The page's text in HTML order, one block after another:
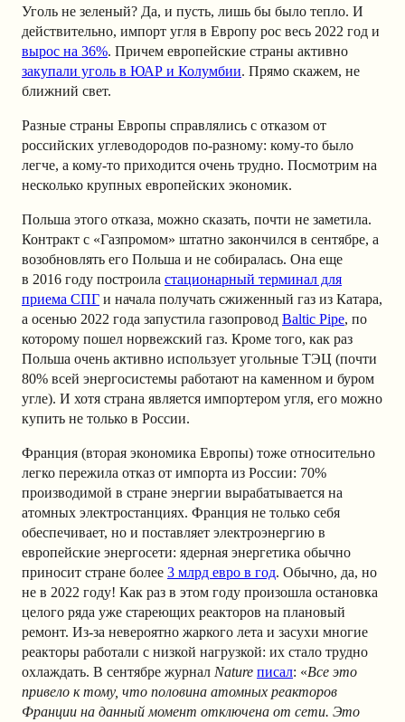
Уголь не зеленый? Да, и пусть, лишь бы было тепло. И
действительно, импорт угля в Европу рос весь 2022 год и
вырос на 36%. Причем европейские страны активно
закупали уголь в ЮАР и Колумбии. Прямо скажем, не
ближний свет.
Разные страны Европы справлялись с отказом от
российских углеводородов по-разному: кому-то было
легче, а кому-то приходится очень трудно. Посмотрим на
несколько крупных европейских экономик.
Польша этого отказа, можно сказать, почти не заметила.
Контракт с «Газпромом» штатно закончился в сентябре, а
возобновлять его Польша и не собиралась. Она еще
в 2016 году построила стационарный терминал для
приема СПГ и начала получать сжиженный газ из Катара,
а осенью 2022 года запустила газопровод Baltic Pipe, по
которому пошел норвежский газ. Кроме того, как раз
Польша очень активно использует угольные ТЭЦ (почти
80% всей энергосистемы работают на каменном и буром
угле). И хотя страна является импортером угля, его можно
купить не только в России.
Франция (вторая экономика Европы) тоже относительно
легко пережила отказ от импорта из России: 70%
производимой в стране энергии вырабатывается на
атомных электростанциях. Франция не только себя
обеспечивает, но и поставляет электроэнергию в
европейские энергосети: ядерная энергетика обычно
приносит стране более 3 млрд евро в год. Обычно, да, но
не в 2022 году! Как раз в этом году произошла остановка
целого ряда уже стареющих реакторов на плановый
ремонт. Из-за невероятно жаркого лета и засухи многие
реакторы работали с низкой нагрузкой: их стало трудно
охлаждать. В сентябре журнал Nature писал: «Все это
привело к тому, что половина атомных реакторов
Франции на данный момент отключена от сети. Это